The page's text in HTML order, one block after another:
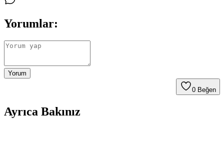
Yorumlar:
Yorum
0 Beğen
Ayrıca Bakınız